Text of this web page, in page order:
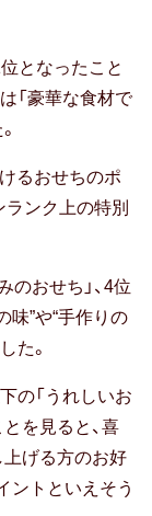
となったこと
「豪華な食材で
るおせちのポ
ランク上の特別
おせち」、4位
味”や“手作りの
た。
の「うれしいお
を見ると、喜
上げる方のお好
ントといえそう